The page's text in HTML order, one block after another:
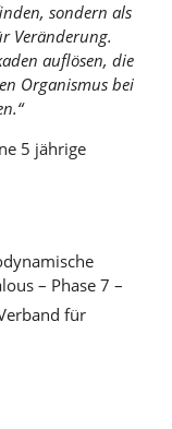
sondern als
Veränderung.
auflösen, die
Organismus bei
5 jährige
– Phase 7 –
für